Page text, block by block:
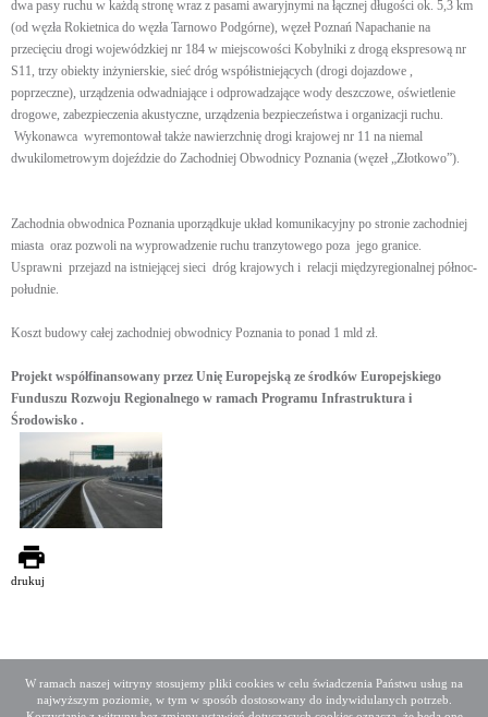
W ramach naszej witryny stosujemy pliki cookies w celu świadczenia Państwu usług na
najwyższym poziomie, w tym w sposób dostosowany do indywidulanych potrzeb.
dwa pasy ruchu w każdą stronę wraz z pasami awaryjnymi na łącznej długości ok. 5,3 km
(od węzła Rokietnica do węzła Tarnowo Podgórne), węzeł Poznań Napachanie na
przecięciu drogi wojewódzkiej nr 184 w miejscowości Kobylniki z drogą ekspresową nr
S11, trzy obiekty inżynierskie, sieć dróg współistniejących (drogi dojazdowe ,
poprzeczne), urządzenia odwadniające i odprowadzające wody deszczowe, oświetlenie
drogowe, zabezpieczenia akustyczne, urządzenia bezpieczeństwa i organizacji ruchu.
Wykonawca wyremontował także nawierzchnię drogi krajowej nr 11 na niemal
dwukilometrowym dojeździe do Zachodniej Obwodnicy Poznania (węzeł „Złotkowo”).
Zachodnia obwodnica Poznania uporządkuje układ komunikacyjny po stronie zachodniej
miasta oraz pozwoli na wyprowadzenie ruchu tranzytowego poza jego granice.
Usprawni przejazd na istniejącej sieci dróg krajowych i relacji międzyregionalnej północ-
południe.
Koszt budowy całej zachodniej obwodnicy Poznania to ponad 1 mld zł.
Projekt współfinansowany przez Unię Europejską ze środków Europejskiego
Funduszu Rozwoju Regionalnego w ramach Programu Infrastruktura i
Środowisko .
drukuj
Deklaracja dostępności Mapa serwisu